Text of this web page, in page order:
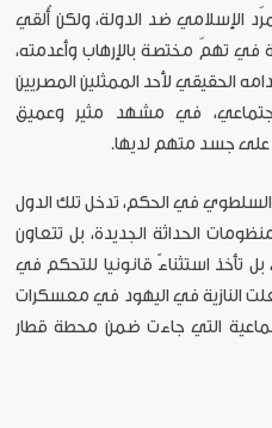
الإسلامي ضد الدولة، ولكن أُلقي
في تهمّ مختصة بالإرهاب وأعدمته،
الحقيقي لأحد الممثلين المصريين
في مشهد مثير وعميق
على جسد متهم لديها.
في الحكم، تدخل تلك الدول
الحداثة الجديدة، بل تتعاون
تأخذ استثناءً قانونيا للتحكم في
النازية في اليهود في معسكرات
التي جاءت ضمن محطة قطار